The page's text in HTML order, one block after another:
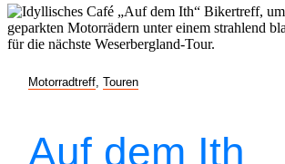
Motorradtreff Touren
Auf dem Ith